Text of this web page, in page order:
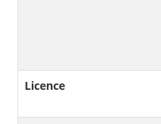
Licence